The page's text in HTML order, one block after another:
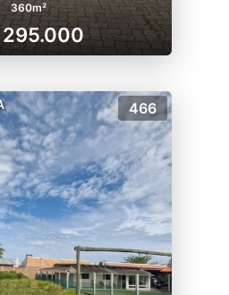
360m²
295.000
466